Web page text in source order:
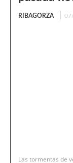
RIBAGORZA
Las tormentas de